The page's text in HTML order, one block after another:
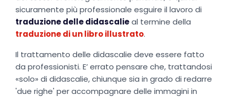
sicuramente più professionale esguire il lavoro di
traduzione delle didascalieal termine della
traduzione di un libro illustrato.
Il trattamento delle didascalie deve essere fatto
da professionisti. E’ errato pensare che, trattandosi
«solo» di didascalie, chiunque sia in grado di redarre
'due righe' per accompagnare delle immagini in